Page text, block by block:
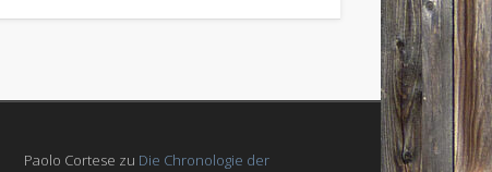
Paolo Cortese zu Die Chronologie der